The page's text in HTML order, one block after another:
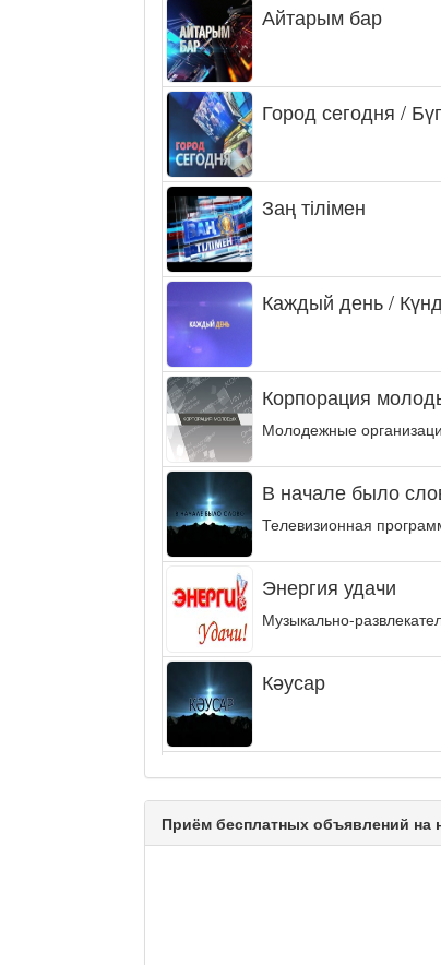
Айтарым бар
Город сегодня /
Заң тілімен
Каждый день /
Корпорация
Молодежные
В начале было
Телевизионная
Энергия удачи
Музыкально-
Кәусар
На полицейской
Еженедельный обзор
Приём бесплатных объявлений на